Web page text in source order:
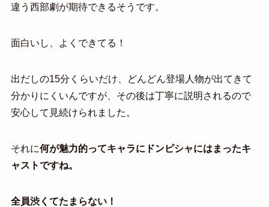
違う西部劇が期待できるそうです。
面白いし、よくできてる！
出だしの15分くらいだけ、どんどん登場人物が出てきて
分かりにくいんですが、その後は丁寧に説明されるので
安心して見続けられました。
それに何が魅力的ってキャラにドンピシャにはまったキ
ャストですね。
全員渋くてたまらない！